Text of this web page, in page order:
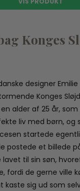
Konges
designer
Konges
alder af 25 år,
liv med børn, og
startede
postede et billede
lavet til sin søn,
fordi de gerne ville
kaste sig ud som